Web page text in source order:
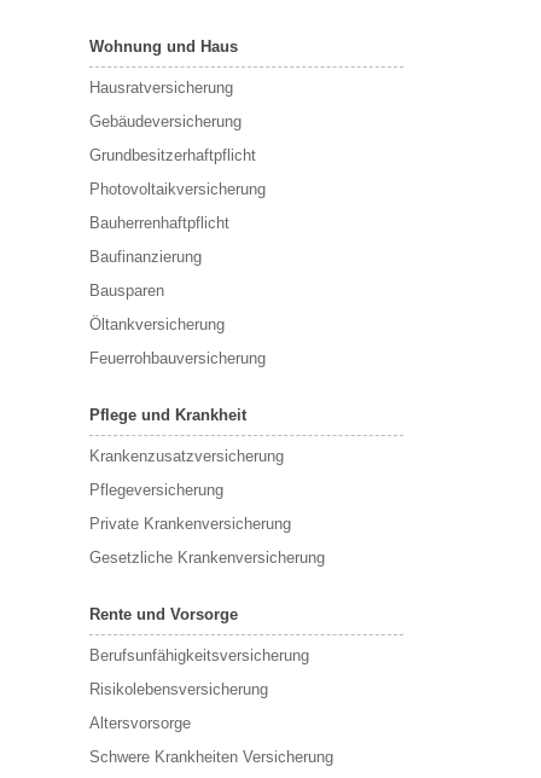
Wohnung und Haus
Hausratversicherung
Gebäudeversicherung
Grundbesitzerhaftpflicht
Photovoltaikversicherung
Bauherrenhaftpflicht
Baufinanzierung
Bausparen
Öltankversicherung
Feuerrohbauversicherung
Pflege und Krankheit
Krankenzusatzversicherung
Pflegeversicherung
Private Krankenversicherung
Gesetzliche Krankenversicherung
Rente und Vorsorge
Berufs­unfähigkeitsversicherung
Risikolebensversicherung
Altersvorsorge
Schwere Krankheiten Versicherung